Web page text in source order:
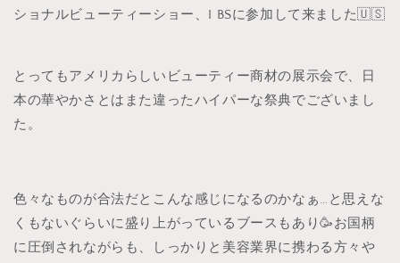
ショナルビューティーショー、I BSに参加して来ました🇺🇸
とってもアメリカらしいビューティー商材の展示会で、日
本の華やかさとはまた違ったハイパーな祭典でございまし
た。
色々なものが合法だとこんな感じになるのかなぁ…と思えな
くもないぐらいに盛り上がっているブースもあり🥳お国柄
に圧倒されながらも、しっかりと美容業界に携わる方々や